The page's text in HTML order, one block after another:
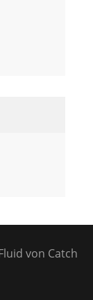
von Catch